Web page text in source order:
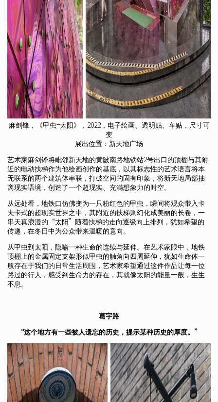
麻剑锋，《甲虫=太阳》，2022，电子绘画、透明贴、车贴，尺寸可
变
展出位置：新天地广场
艺术家麻剑锋将毗邻新天地的黄陂南路地铁站2号出口的顶棚与其附
近的电动扶梯作为他绘画创作的基底，以其标志性的艺术语言将本
无联系的两个建筑体串联，打破空间的固有印象，将新天地局部抽
离现实语境，创造了一个超现实、充满想象力的时空。
从远处看，地铁口仿佛变为一只粉红色的甲虫，瞬间将观众带入卡
夫卡式的超现实世界之中，其附近的扶梯则幻化成美丽的长卷，一
串天真浪漫的“太阳”随着扶梯的走向逐级向上排列，犹如希望的
传递，在冬日中为公众带来温暖的意向。
从甲虫到太阳，隐喻一种生命的连续与延伸。在艺术家眼中，地铁
顶棚上的金属固定支架形似甲虫的触角向四周延伸，犹如生命体一
般存在于我们的日常生活周围，艺术家希望通过这件作品让每一位
路过的行人，感受到生命力的存在，其就像太阳的能量一般，生生
不息。
葛宇路
“这个地方有一些被人遗忘的历史，提示某种历史的厚度。”